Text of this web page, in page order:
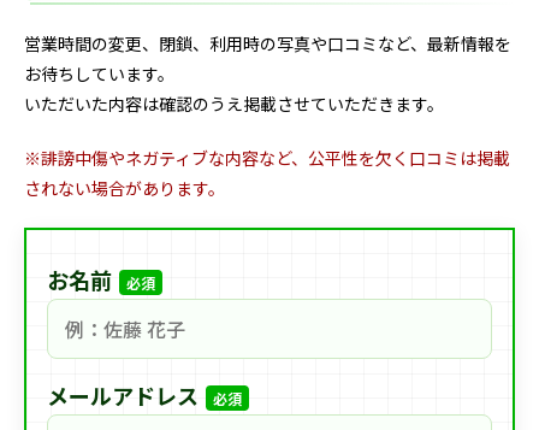
営業時間の変更、閉鎖、利用時の写真や口コミなど、最新情報を
お待ちしています。
いただいた内容は確認のうえ掲載させていただきます。
※誹謗中傷やネガティブな内容など、公平性を欠く口コミは掲載
されない場合があります。
お名前 必須
メールアドレス 必須